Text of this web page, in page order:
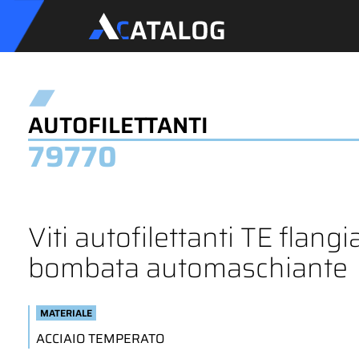
AUTOFILETTANTI
79770
Viti autofilettanti TE
bombata automaschiante
MATERIALE
ACCIAIO TEMPERATO